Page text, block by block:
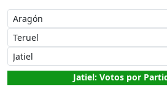
Jatiel: Votos por